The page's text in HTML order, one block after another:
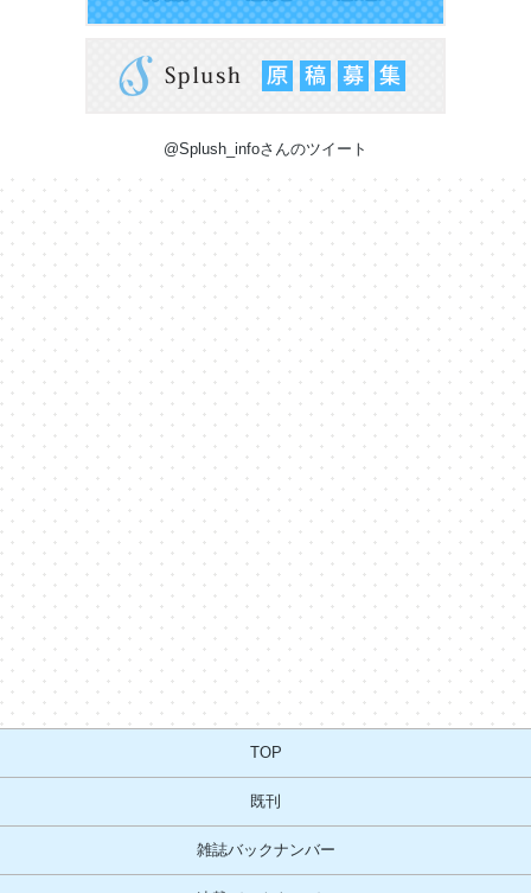
@Splush_infoさんのツイート
TOP
既刊
雑誌バックナンバー